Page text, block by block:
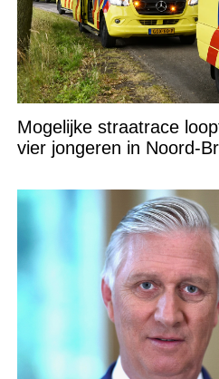
Mogelijke straatrace
vier jongeren in Noord-